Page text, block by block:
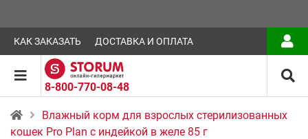
КАК ЗАКАЗАТЬ ДОСТАВКА И ОПЛАТА
8-800-770-08-48
Влажный корм для взрослых стерилизованных
кошек Pro Plan с индейкой в желе 85 г